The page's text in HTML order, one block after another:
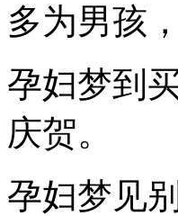
多为男孩
孕妇梦到
庆贺。
孕妇梦见